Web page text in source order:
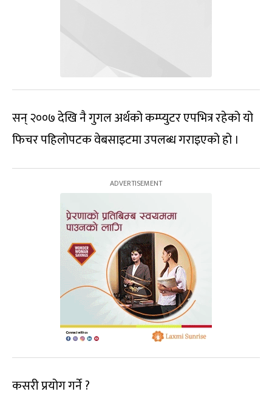
सन् २००७ देखि नै गुगल अर्थको कम्प्युटर एपभित्र रहेको यो
फिचर पहिलोपटक वेबसाइटमा उपलब्ध गराइएको हो ।
कसरी प्रयोग गर्ने ?